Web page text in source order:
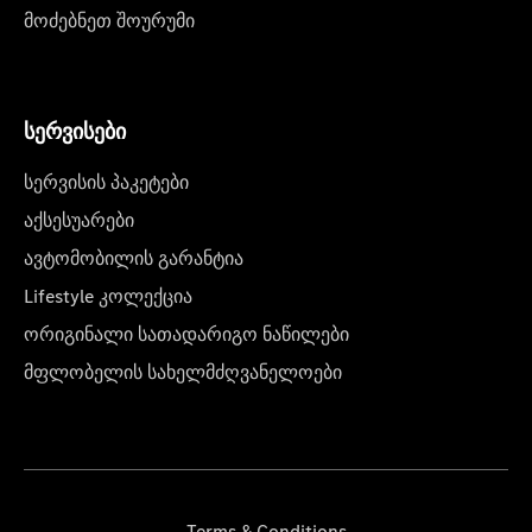
მოძებნეთ შოურუმი
სერვისები
სერვისის პაკეტები
აქსესუარები
ავტომობილის გარანტია
Lifestyle კოლექცია
ორიგინალი სათადარიგო ნაწილები
მფლობელის სახელმძღვანელოები